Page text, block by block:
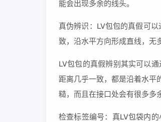
能会出现多余的线头。
真伪辨识：LV包包的真假可
致，沿水平方向形成直线，无
LV包包的真假辨别其实可以
距离几乎一致，都是沿着水平
糙，而且在接口处会有很多多
检查标签编号：真LV包袋内